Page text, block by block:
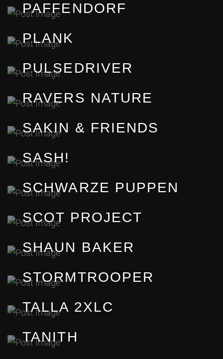
PAFFENDORF
PLANK
PULSEDRIVER
RAVERS NATURE
SAKIN & FRIENDS
SASH!
SCHWARZE PUPPEN
SCOT PROJECT
SHAUN BAKER
STORMTROOPER
TALLA 2XLC
TANITH